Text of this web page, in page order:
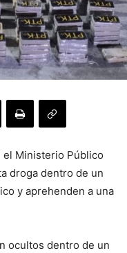
el Ministerio Público
droga dentro de un
y aprehenden a una
ocultos dentro de un